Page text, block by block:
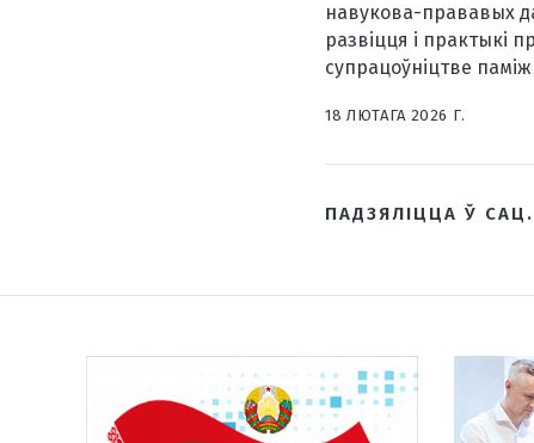
навукова-прававых
развіцця і практыкі
супрацоўніцтве
18 ЛЮТАГА 2026 Г.
ПАДЗЯЛІЦЦА Ў